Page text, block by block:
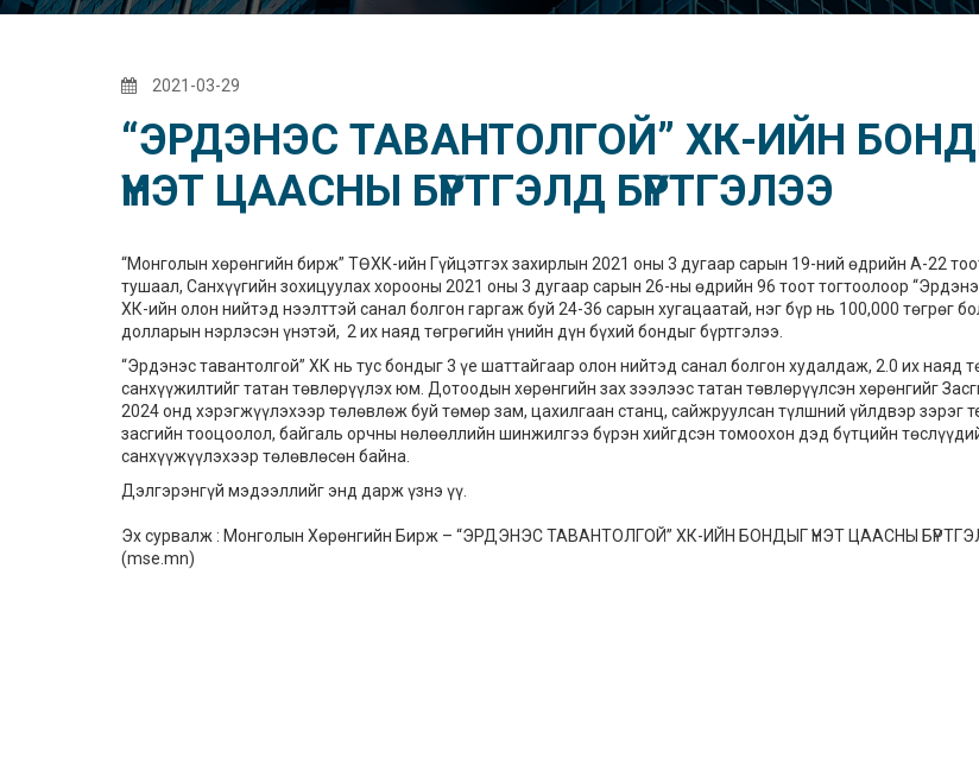
2021-03-29
“ЭРДЭНЭС ТАВАНТОЛГОЙ” ХК-ИЙН
ҮНЭТ ЦААСНЫ БҮРТГЭЛД БҮРТГЭЛЭЭ
“Монголын хөрөнгийн бирж” ТӨХК-ийн Гүйцэтгэх захирлын 2021 оны 3 дугаар сарын 19-ний өдрийн А-22
тушаал, Санхүүгийн зохицуулах хорооны 2021 оны 3 дугаар сарын 26-ны өдрийн 96 тоот тогтоолоор
ХК-ийн олон нийтэд нээлттэй санал болгон гаргаж буй 24-36 сарын хугацаатай, нэг бүр нь 100,000 төгрөг
долларын нэрлэсэн үнэтэй, 2 их наяд төгрөгийн үнийн дүн бүхий бондыг бүртгэлээ.
“Эрдэнэс тавантолгой” ХК нь тус бондыг 3 үе шаттайгаар олон нийтэд санал болгон худалдаж, 2.0 их наяд
санхүүжилтийг татан төвлөрүүлэх юм. Дотоодын хөрөнгийн зах зээлээс татан төвлөрүүлсэн хөрөнгийг
2024 онд хэрэгжүүлэхээр төлөвлөж буй төмөр зам, цахилгаан станц, сайжруулсан түлшний үйлдвэр зэрэг
засгийн тооцоолол, байгаль орчны нөлөөллийн шинжилгээ бүрэн хийгдсэн томоохон дэд бүтцийн
санхүүжүүлэхээр төлөвлөсөн байна.
Дэлгэрэнгүй мэдээллийгэнд дарж үзнэ үү.
Эх сурвалж : Монголын Хөрөнгийн Бирж – “ЭРДЭНЭС ТАВАНТОЛГОЙ” ХК-ИЙН БОНДЫГ ҮНЭТ ЦААСНЫ
(mse.mn)